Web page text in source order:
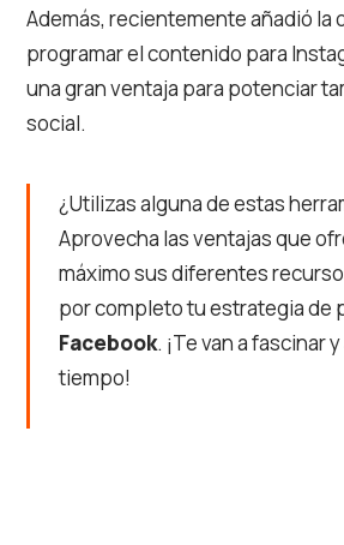
Además, recientemente añadió la
programar el contenido para
una gran ventaja para potenciar
social.
¿Utilizas alguna de estas
Aprovecha las ventajas que
máximo sus diferentes
por completo tu estrategia de
Facebook. ¡Te van a fascinar
tiempo!